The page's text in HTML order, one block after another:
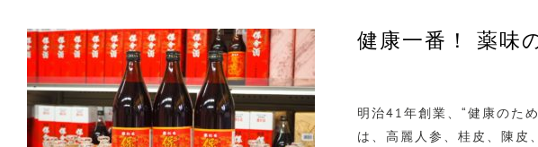
健康一番！ 薬味
明治41年創業、“健康のた
は、高麗人参、桂皮、陳皮